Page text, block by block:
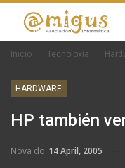
Inicio Tecnoloxía
HARDWARE
HP también
Nova do 14 April, 2005